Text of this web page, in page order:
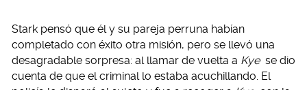
Stark pensó que él y su pareja perruna habían
completado con éxito otra misión, pero se llevó una
desagradable sorpresa: al llamar de vuelta a Kye se dio
cuenta de que el criminal lo estaba acuchillando. El